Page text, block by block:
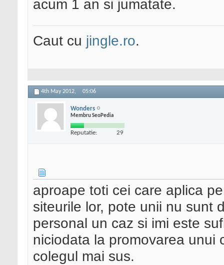
acum 1 an si jumatate.
Caut cu jingle.ro.
4th May 2012, 05:06
Wonders
Membru SeoPedia
Reputatie: 29
aproape toti cei care aplica
siteurile lor, pote unii nu sunt
personal un caz si imi este
niciodata la promovarea unui
colegul mai sus.